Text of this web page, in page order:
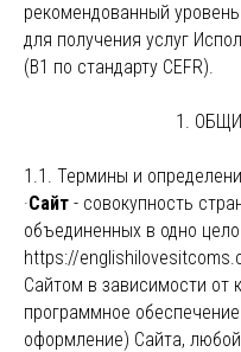
рекомендованный
для получения услуг
(В1 по стандарту CEFR).
1.
1.1. Термины и
·Сайт - совокупность
объединенных в одно
https://
Сайтом в зависимости от
программное
оформление) Сайта,